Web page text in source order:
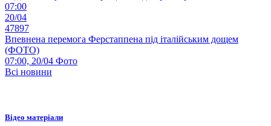
07:00
20/04
47897
Впевнена перемога Ферстаппена під італійським дощем
(ФОТО)
07:00, 20/04 Фото
Всі новини
Відео матеріали